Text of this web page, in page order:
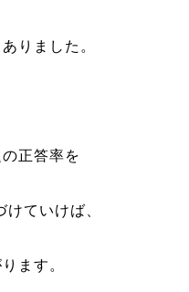
りました。
正答率を
ていけば、
ます。